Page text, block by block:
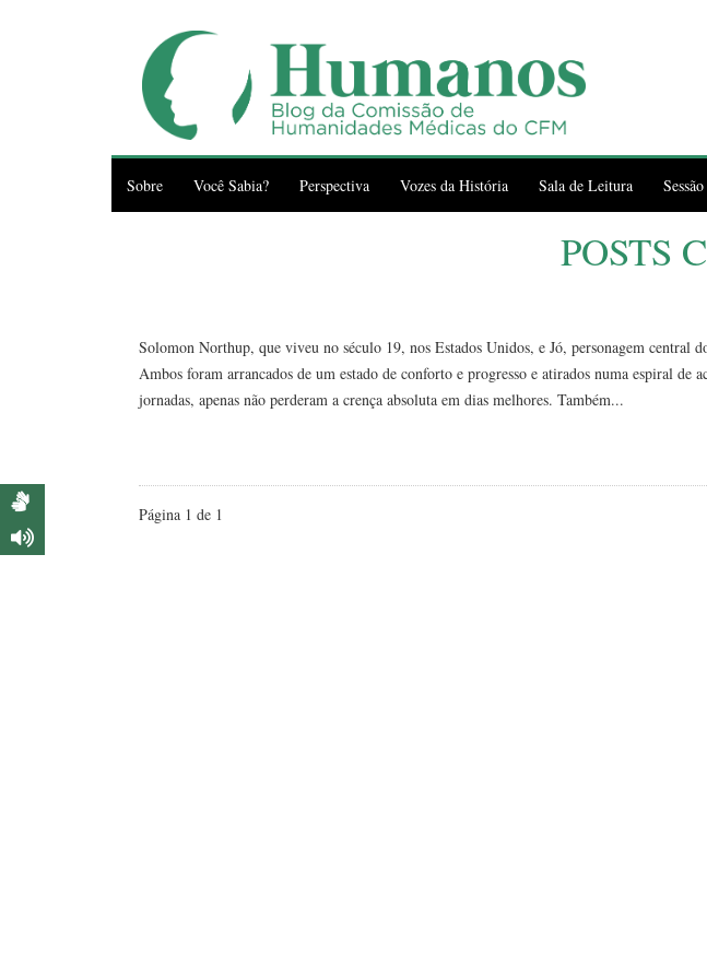
Sobre Você Sabia? Perspectiva Vozes da História Sala de Leitura
POSTS
Solomon Northup, que viveu no século 19, nos Estados Unidos, e Jó, personagem
Ambos foram arrancados de um estado de conforto e progresso e atirados numa espiral de
jornadas, apenas não perderam a crença absoluta em dias melhores. Também...
Página 1 de 1